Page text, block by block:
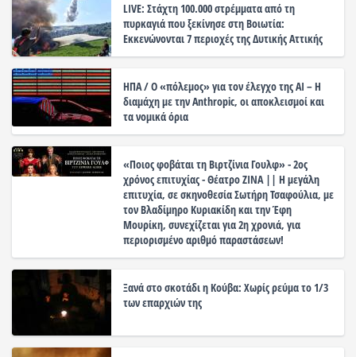
LIVE: Στάχτη 100.000 στρέμματα από τη
πυρκαγιά που ξεκίνησε στη Βοιωτία:
Εκκενώνονται 7 περιοχές της Δυτικής Αττικής
ΗΠΑ / Ο «πόλεμος» για τον έλεγχο της ΑΙ – Η
διαμάχη με την Anthropic, οι αποκλεισμοί και
τα νομικά όρια
«Ποιος φοβάται τη Βιρτζίνια Γουλφ» - 2ος
χρόνος επιτυχίας - Θέατρο ΖΙΝΑ || Η μεγάλη
επιτυχία, σε σκηνοθεσία Σωτήρη Τσαφούλια, με
τον Βλαδίμηρο Κυριακίδη και την Έφη
Μουρίκη, συνεχίζεται για 2η χρονιά, για
περιορισμένο αριθμό παραστάσεων!
Ξανά στο σκοτάδι η Κούβα: Χωρίς ρεύμα το 1/3
των επαρχιών της